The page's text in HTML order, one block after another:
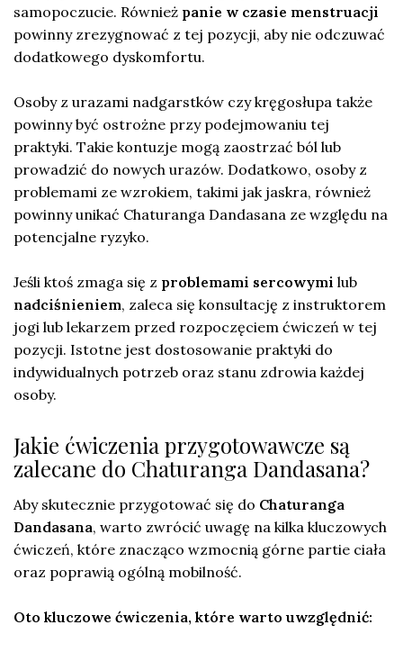
samopoczucie. Również panie w czasie menstruacji
powinny zrezygnować z tej pozycji, aby nie odczuwać
dodatkowego dyskomfortu.
Osoby z urazami nadgarstków czy kręgosłupa także
powinny być ostrożne przy podejmowaniu tej
praktyki. Takie kontuzje mogą zaostrzać ból lub
prowadzić do nowych urazów. Dodatkowo, osoby z
problemami ze wzrokiem, takimi jak jaskra, również
powinny unikać Chaturanga Dandasana ze względu na
potencjalne ryzyko.
Jeśli ktoś zmaga się z problemami sercowymi lub
nadciśnieniem, zaleca się konsultację z instruktorem
jogi lub lekarzem przed rozpoczęciem ćwiczeń w tej
pozycji. Istotne jest dostosowanie praktyki do
indywidualnych potrzeb oraz stanu zdrowia każdej
osoby.
Jakie ćwiczenia przygotowawcze są
zalecane do Chaturanga Dandasana?
Aby skutecznie przygotować się do Chaturanga
Dandasana, warto zwrócić uwagę na kilka kluczowych
ćwiczeń, które znacząco wzmocnią górne partie ciała
oraz poprawią ogólną mobilność.
Oto kluczowe ćwiczenia, które warto uwzględnić: